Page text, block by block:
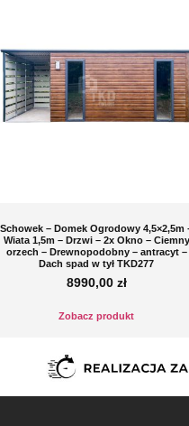
Schowek – Domek Ogrodowy 4,5×2,5m
Wiata 1,5m – Drzwi – 2x Okno – Ciemny
orzech – Drewnopodobny – antracyt –
Dach spad w tył TKD277
8990,00 zł
Zobacz produkt